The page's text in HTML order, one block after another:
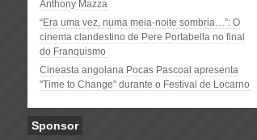
Anthony Mazza
“Era uma vez, numa meia-noite sombria…”: O
cinema clandestino de Pere Portabella no final
do Franquismo
Cineasta angolana Pocas Pascoal apresenta
"Time to Change" durante o Festival de Locarno
Sponsor